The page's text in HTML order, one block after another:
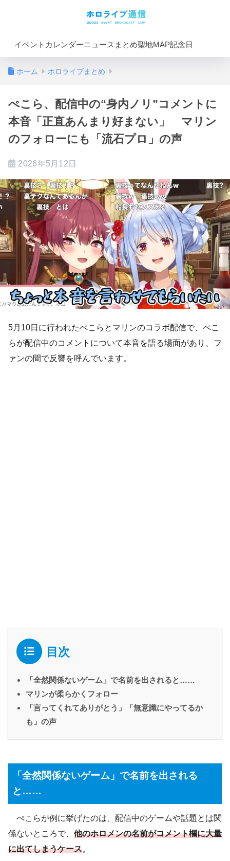
イベントカレンダーニュースまとめ聖地MAP記念日
ホーム ホロライブまとめ
ぺこら、配信中の“身内ノリ”コメントに
本音「正直あんまり好まない」 マリン
のフォローにも「流石プロ」の声
2026年5月12日
5月10日に行われたぺこらとマリンのコラボ配信で、ぺこ
らが配信中のコメントについて本音を語る場面があり、フ
ァンの間で反響を呼んでいます。
目次
「全然関係ないゲーム」で名前を出されると……
マリンが柔らかくフォロー
「言ってくれてありがとう」「無意識にやってるか
も」の声
「全然関係ないゲーム」で名前を出される
と……
ぺこらが例に挙げたのは、配信中のゲームや話題とは関
係ないところで、 他のホロメンの名前がコメント欄に大量
に出てしまうケース。